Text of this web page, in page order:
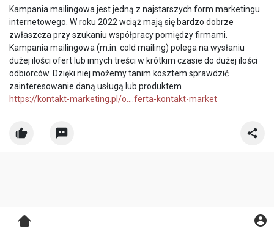
Kampania mailingowa jest jedną z najstarszych form marketingu
internetowego. W roku 2022 wciąż mają się bardzo dobrze
zwłaszcza przy szukaniu współpracy pomiędzy firmami.
Kampania mailingowa (m.in. cold mailing) polega na wysłaniu
dużej ilości ofert lub innych treści w krótkim czasie do dużej ilości
odbiorców. Dzięki niej możemy tanim kosztem sprawdzić
zainteresowanie daną usługą lub produktem
https://kontakt-marketing.pl/o....ferta-kontakt-market